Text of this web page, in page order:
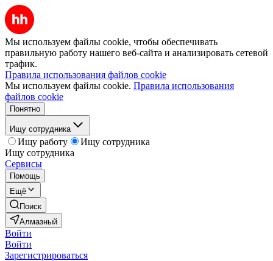
Мы используем файлы cookie, чтобы обеспечивать
правильную работу нашего веб-сайта и анализировать сетевой
трафик.
Правила использования файлов cookie
Мы используем файлы cookie. Правила использования
файлов cookie
Понятно
Ищу сотрудника
Ищу работу
Ищу сотрудника
Ищу сотрудника
Сервисы
Помощь
Ещё
Поиск
Алмазный
Войти
Войти
Зарегистрироваться